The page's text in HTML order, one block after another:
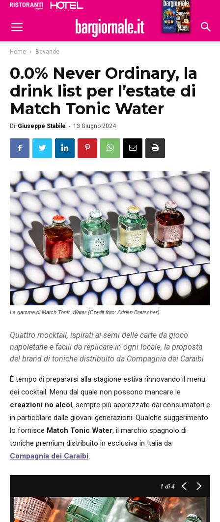
Hoteldomani
Home Bevande
0.0% Never Ordinary, la
drink list per l’estate di
Match Tonic Water
Di Giuseppe Stabile - 13 Giugno 2024
La gamma di Match Tonic Water (Credit foto: Adrian Bretscher)
Quattro mocktail, ispirati ai semi delle carte da gioco
napoletane e facili da replicare in ogni locale, la proposta
del brand di toniche distribuito da Compagnia dei Caraibi
È tempo di prepararsi alla stagione estiva rinnovando il menu
dei cocktail. Menu dal quale non possono mancare le
creazioni no alcol, sempre più apprezzate dai consumatori e
in particolare dalle giovani generazioni. Qualche suggerimento
lo fornisce Match Tonic Water, il marchio spagnolo di
toniche premium distribuito in esclusiva in Italia da
Compagnia dei Caraibi.
1 di 4